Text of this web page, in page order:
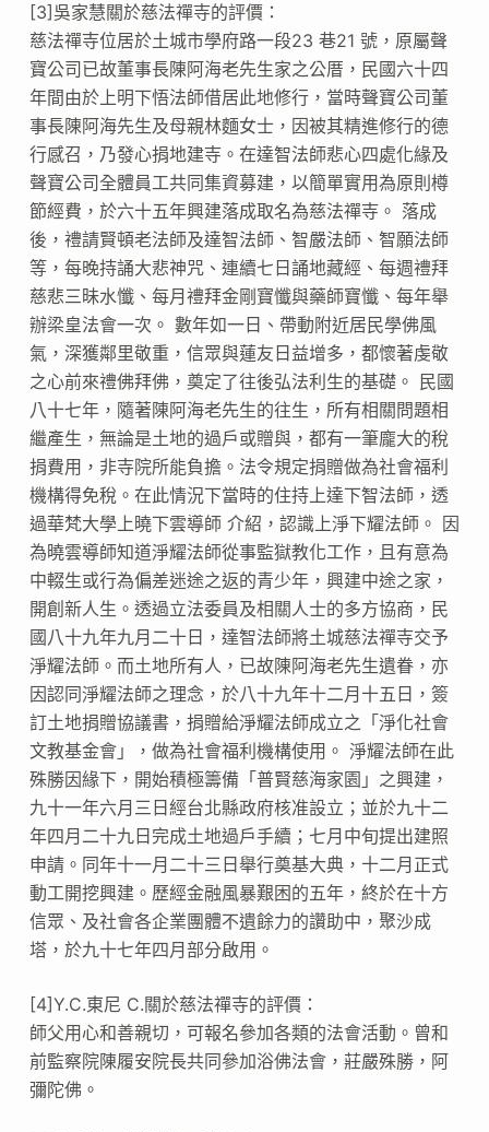
[3]吳家慧關於慈法禪寺的評價：
慈法禪寺位居於土城市學府路一段23 巷21 號，原屬聲
寶公司已故董事長陳阿海老先生家之公厝，民國六十四
年間由於上明下悟法師借居此地修行，當時聲寶公司董
事長陳阿海先生及母親林麵女士，因被其精進修行的德
行感召，乃發心捐地建寺。在達智法師悲心四處化緣及
聲寶公司全體員工共同集資募建，以簡單實用為原則樽
節經費，於六十五年興建落成取名為慈法禪寺。 落成
後，禮請賢頓老法師及達智法師、智嚴法師、智願法師
等，每晚持誦大悲神咒、連續七日誦地藏經、每週禮拜
慈悲三昧水懺、每月禮拜金剛寶懺與藥師寶懺、每年舉
辦梁皇法會一次。 數年如一日、帶動附近居民學佛風
氣，深獲鄰里敬重，信眾與蓮友日益增多，都懷著虔敬
之心前來禮佛拜佛，奠定了往後弘法利生的基礎。 民國
八十七年，隨著陳阿海老先生的往生，所有相關問題相
繼產生，無論是土地的過戶或贈與，都有一筆龐大的稅
捐費用，非寺院所能負擔。法令規定捐贈做為社會福利
機構得免稅。在此情況下當時的住持上達下智法師，透
過華梵大學上曉下雲導師 介紹，認識上淨下耀法師。 因
為曉雲導師知道淨耀法師從事監獄教化工作，且有意為
中輟生或行為偏差迷途之返的青少年，興建中途之家，
開創新人生。透過立法委員及相關人士的多方協商，民
國八十九年九月二十日，達智法師將土城慈法禪寺交予
淨耀法師。而土地所有人，已故陳阿海老先生遺眷，亦
因認同淨耀法師之理念，於八十九年十二月十五日，簽
訂土地捐贈協議書，捐贈給淨耀法師成立之「淨化社會
文教基金會」，做為社會福利機構使用。 淨耀法師在此
殊勝因緣下，開始積極籌備「普賢慈海家園」之興建，
九十一年六月三日經台北縣政府核准設立；並於九十二
年四月二十九日完成土地過戶手續；七月中旬提出建照
申請。同年十一月二十三日舉行奠基大典，十二月正式
動工開挖興建。歷經金融風暴艱困的五年，終於在十方
信眾、及社會各企業團體不遺餘力的讚助中，聚沙成
塔，於九十七年四月部分啟用。
[4]Y.C.東尼 C.關於慈法禪寺的評價：
師父用心和善親切，可報名參加各類的法會活動。曾和
前監察院陳履安院長共同參加浴佛法會，莊嚴殊勝，阿
彌陀佛。